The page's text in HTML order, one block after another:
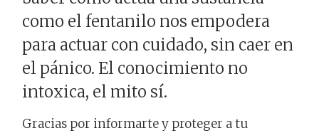
como el fentanilo nos empodera
para actuar con cuidado, sin caer en
el pánico. El conocimiento no
intoxica, el mito sí.
Gracias por informarte y proteger a tu